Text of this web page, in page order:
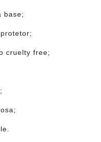
base;
cruelty free;